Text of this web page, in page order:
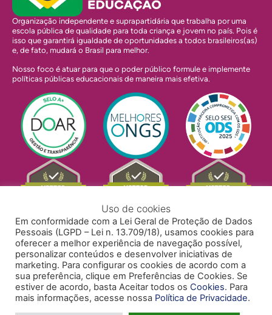
Organização independente e suprapartidária que trabalha por uma
escola pública de qualidade para toda criança e jovem no país. Pois é
isso que garantirá igualdade de oportunidades a todos brasileiros(as)
e, de fato, mudará o Brasil para melhor.
Nosso foco é atuar para que o poder público formule e implemente
políticas públicas educacionais de maneira mais efetiva.
POLÍTICA DE PRIVACIDADE
Uso de cookies
Em conformidade com a Lei Geral de Proteção de Dados
Pessoais (LGPD – Lei n. 13.709/18), usamos cookies para
oferecer a melhor experiência de navegação possível,
personalizar conteúdos e desenvolver iniciativas de
marketing. Para configurar os cookies de acordo com a
sua preferência, clique em Preferências de Cookies. Se
estiver de acordo, basta Aceitar todos os Cookies. Para
mais informações, acesse nossa Política de Privacidade.